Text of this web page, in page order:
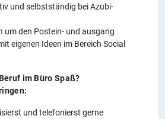
und selbstständig bei Azubi-
um den Postein- und ausgang
eigenen Ideen im Bereich Social
im Büro Spaß?
und telefonierst gerne